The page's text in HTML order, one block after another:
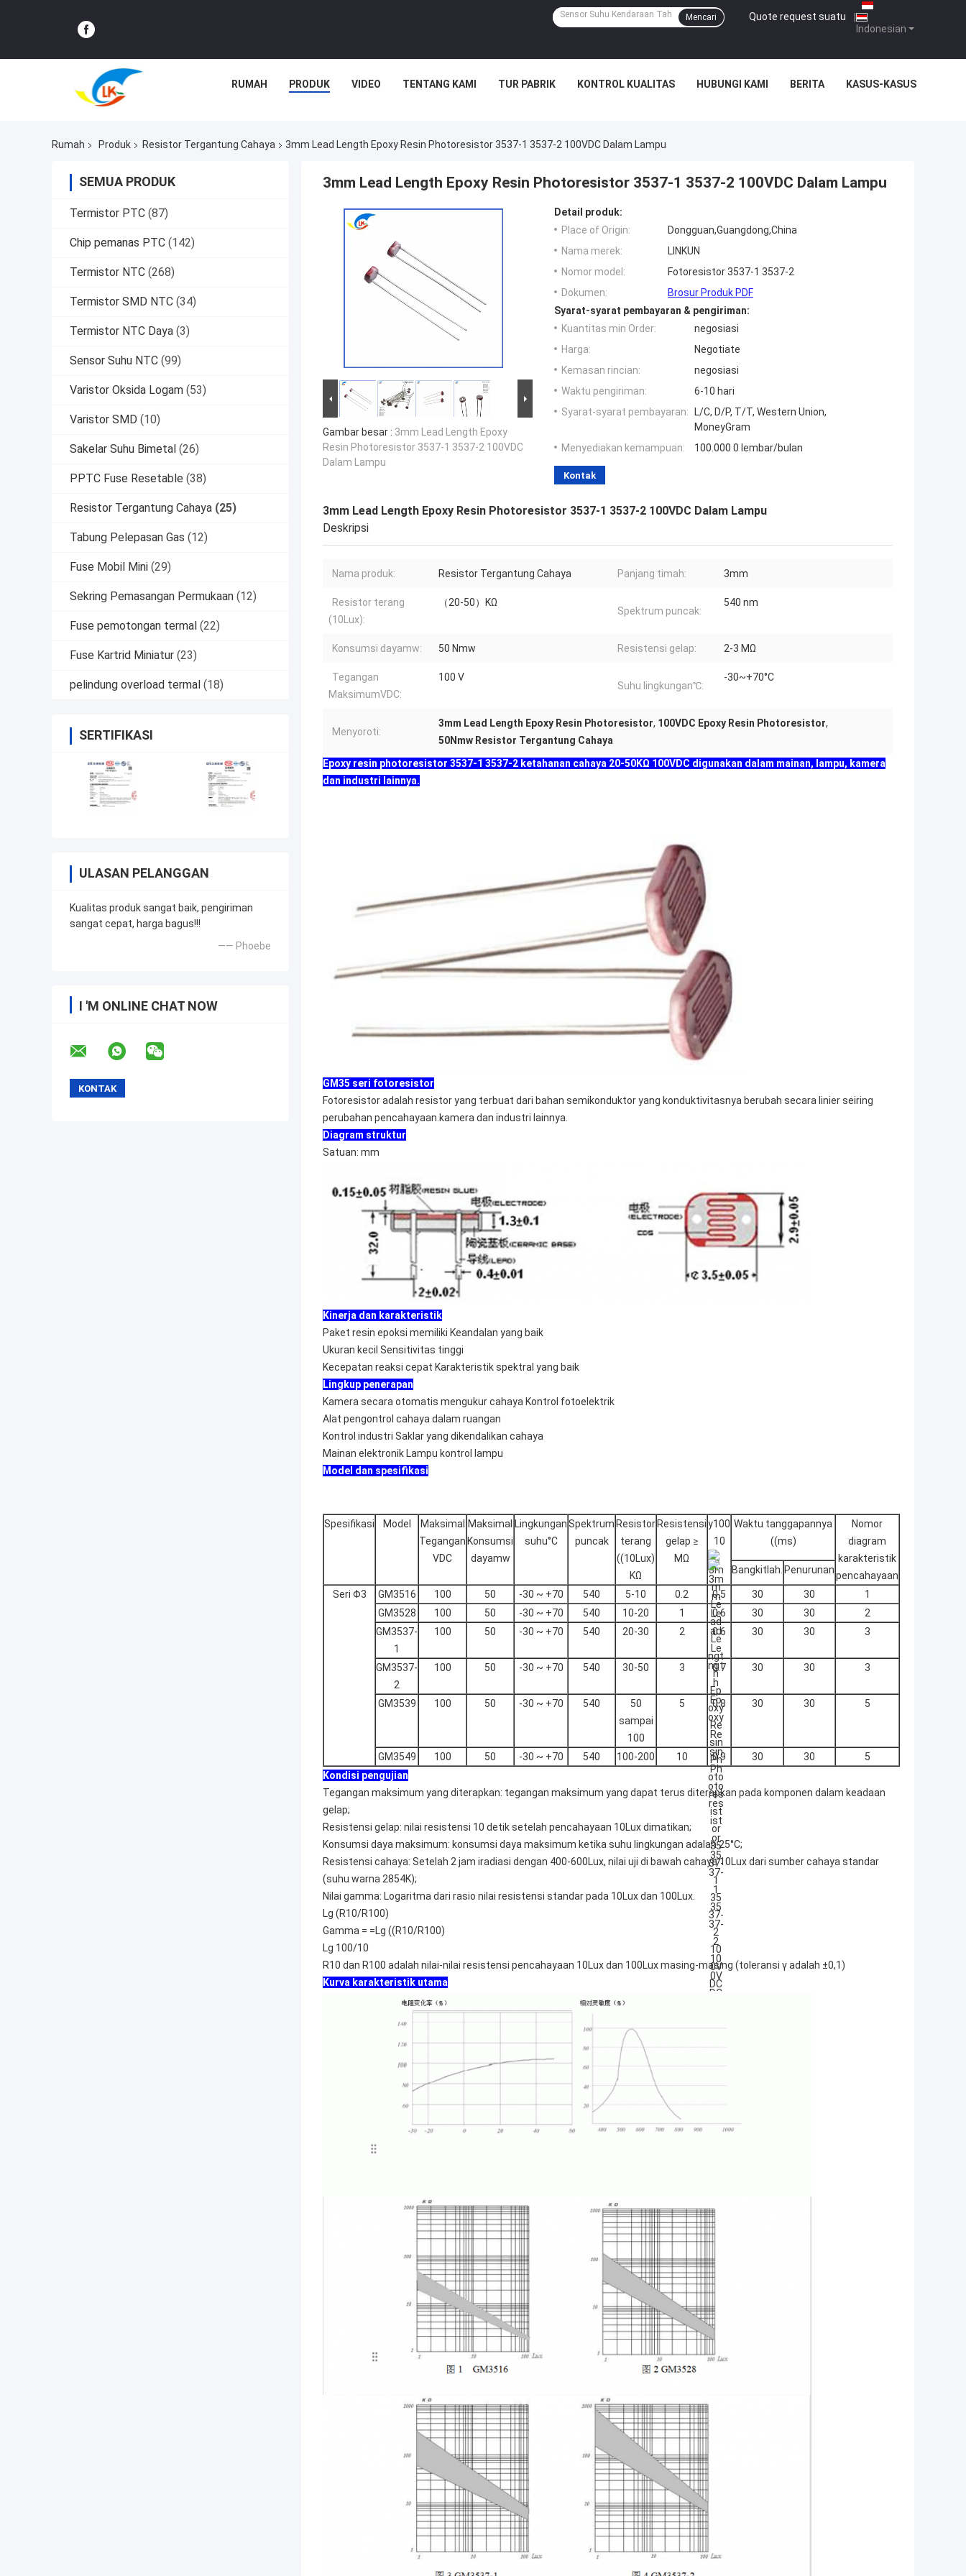
Indonesian
Quote request suatu |
Mencari
RUMAH PRODUK VIDEO TENTANG KAMI TUR PABRIK KONTROL KUALITAS HUBUNGI KAMI BERITA KASUS-KASUS
Rumah Produk Resistor Tergantung Cahaya 3mm Lead Length Epoxy Resin Photoresistor 3537-1 3537-2 100VDC Dalam Lampu
SEMUA PRODUK
Termistor PTC (87)
Chip pemanas PTC (142)
Termistor NTC (268)
Termistor SMD NTC (34)
Termistor NTC Daya (3)
Sensor Suhu NTC (99)
Varistor Oksida Logam (53)
Varistor SMD (10)
Sakelar Suhu Bimetal (26)
PPTC Fuse Resetable (38)
Resistor Tergantung Cahaya (25)
Tabung Pelepasan Gas (12)
Fuse Mobil Mini (29)
Sekring Pemasangan Permukaan (12)
Fuse pemotongan termal (22)
Fuse Kartrid Miniatur (23)
pelindung overload termal (18)
SERTIFIKASI
ULASAN PELANGGAN
Kualitas produk sangat baik, pengiriman
sangat cepat, harga bagus!!!
—— Phoebe
I 'M ONLINE CHAT NOW
3mm Lead Length Epoxy Resin Photoresistor 3537-1 3537-2 100VDC Dalam Lampu
Gambar besar : 3mm Lead Length Epoxy
Resin Photoresistor 3537-1 3537-2 100VDC
Dalam Lampu
Detail produk:
Place of Origin:
Dongguan,Guangdong,China
Nama merek:
LINKUN
Nomor model:
Fotoresistor 3537-1 3537-2
Dokumen:
Brosur Produk PDF
Syarat-syarat pembayaran & pengiriman:
Kuantitas min Order:
negosiasi
Harga:
Negotiate
Kemasan rincian:
negosiasi
Waktu pengiriman:
6-10 hari
Syarat-syarat pembayaran:
L/C, D/P, T/T, Western Union,
MoneyGram
Menyediakan kemampuan:
100.000 0 lembar/bulan
Kontak
3mm Lead Length Epoxy Resin Photoresistor 3537-1 3537-2 100VDC Dalam Lampu
Deskripsi
Nama produk: Resistor Tergantung Cahaya Panjang timah: 3mm
Resistor terang
(10Lux):
（20-50）KΩ
Spektrum puncak:
540 nm
Konsumsi dayamw: 50 Nmw Resistensi gelap: 2-3 MΩ
Tegangan
MaksimumVDC:
100 V
Suhu lingkungan℃:
-30~+70°C
Menyoroti:
3mm Lead Length Epoxy Resin Photoresistor, 100VDC Epoxy Resin Photoresistor,
50Nmw Resistor Tergantung Cahaya
Epoxy resin photoresistor 3537-1 3537-2 ketahanan cahaya 20-50KΩ 100VDC digunakan dalam mainan, lampu, kamera
dan industri lainnya.
GM35 seri fotoresistor
Fotoresistor adalah resistor yang terbuat dari bahan semikonduktor yang konduktivitasnya berubah secara linier seiring
perubahan pencahayaan.kamera dan industri lainnya.
Diagram struktur
Satuan: mm
Kinerja dan karakteristik
Paket resin epoksi memiliki Keandalan yang baik
Ukuran kecil Sensitivitas tinggi
Kecepatan reaksi cepat Karakteristik spektral yang baik
Lingkup penerapan
Kamera secara otomatis mengukur cahaya Kontrol fotoelektrik
Alat pengontrol cahaya dalam ruangan
Kontrol industri Saklar yang dikendalikan cahaya
Mainan elektronik Lampu kontrol lampu
Model dan spesifikasi
Spesifikasi Model
Maksimal
Tegangan
VDC
Maksimal
Konsumsi
dayamw
Lingkungan
suhu°C
Spektrum
puncak
Resistor
terang
((10Lux)
KΩ
Resistensi
gelap ≥
MΩ
y100
10
Waktu tanggapannya
((ms)
Nomor
diagram
karakteristik
pencahayaan
Bangkitlah. Penurunan
Seri Φ3 GM3516 100 50 -30 ~ +70 540 5-10 0.2 0.5 30 30
1
GM3528
100 50 -30 ~ +70 540 10-20 1 0.6 30 30
2
GM3537-
1
100 50 -30 ~ +70 540 20-30 2 0.6 30 30 3
GM3537-
2
100 50 -30 ~ +70 540 30-50 3 0.7 30 30 3
GM3539 100 50 -30 ~ +70 540
50
sampai
100
5 0.8 30 30 5
GM3549 100 50 -30 ~ +70 540 100-200 10 0.9 30 30
5
Kondisi pengujian
Tegangan maksimum yang diterapkan: tegangan maksimum yang dapat terus diterapkan pada komponen dalam keadaan
gelap;
Resistensi gelap: nilai resistensi 10 detik setelah pencahayaan 10Lux dimatikan;
Konsumsi daya maksimum: konsumsi daya maksimum ketika suhu lingkungan adalah 25°C;
Resistensi cahaya: Setelah 2 jam iradiasi dengan 400-600Lux, nilai uji di bawah cahaya 10Lux dari sumber cahaya standar
(suhu warna 2854K);
Nilai gamma: Logaritma dari rasio nilai resistensi standar pada 10Lux dan 100Lux.
Lg (R10/R100)
Gamma = =Lg ((R10/R100)
Lg 100/10
R10 dan R100 adalah nilai-nilai resistensi pencahayaan 10Lux dan 100Lux masing-masing (toleransi γ adalah ±0,1)
Kurva karakteristik utama